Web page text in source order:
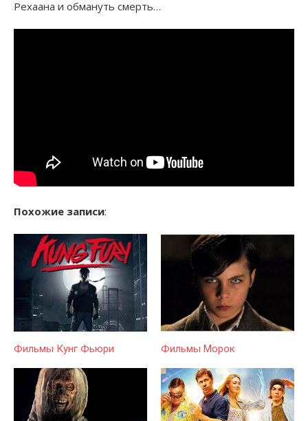
Рехаана и обмануть смерть…
Похожие записи:
Фильмы Кунг Фьюри Фильмы Морок